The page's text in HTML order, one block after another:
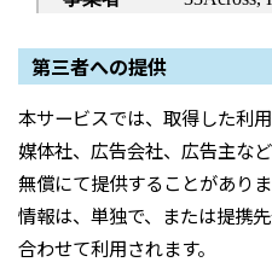
第三者への提供
本サービスでは、取得した利
媒体社、広告会社、広告主な
無償にて提供することがあり
情報は、単独で、または提携
合わせて利用されます。